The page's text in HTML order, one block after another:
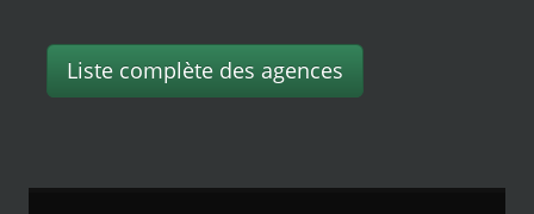
Liste complète des agences